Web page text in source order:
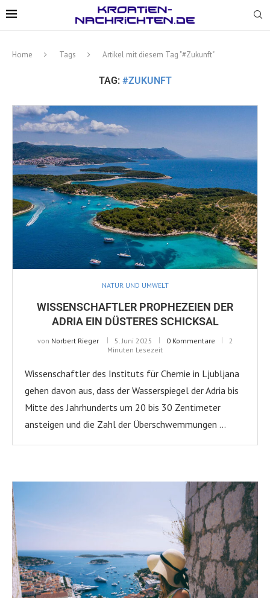
Home Tags Artikel mit diesem Tag "#Zukunft"
TAG: #ZUKUNFT
NATUR UND UMWELT
WISSENSCHAFTLER PROPHEZEIEN DER
ADRIA EIN DÜSTERES SCHICKSAL
von Norbert Rieger 5. Juni 2025 0 Kommentare
2
Minuten Lesezeit
Wissenschaftler des Instituts für Chemie in Ljubljana
gehen davon aus, dass der Wasserspiegel der Adria bis
Mitte des Jahrhunderts um 20 bis 30 Zentimeter
ansteigen und die Zahl der Überschwemmungen …